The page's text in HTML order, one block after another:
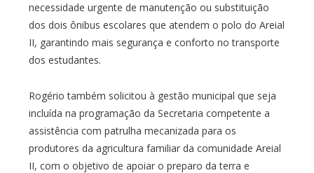
necessidade urgente de manutenção ou substituição
dos dois ônibus escolares que atendem o polo do Areial
II, garantindo mais segurança e conforto no transporte
dos estudantes.
Rogério também solicitou à gestão municipal que seja
incluída na programação da Secretaria competente a
assistência com patrulha mecanizada para os
produtores da agricultura familiar da comunidade Areial
II, com o objetivo de apoiar o preparo da terra e